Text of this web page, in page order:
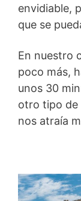
envidiable,
que se
En nuestro
poco más,
unos 30
otro tipo de
nos atraía